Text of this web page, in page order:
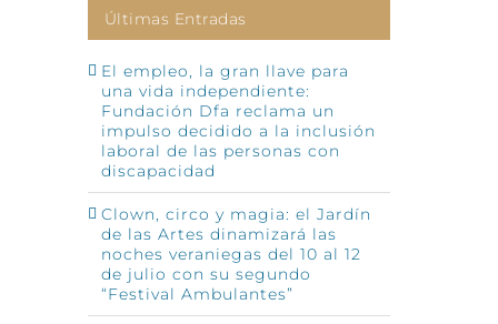
Últimas Entradas
El empleo, la gran llave para
una vida independiente:
Fundación Dfa reclama un
impulso decidido a la inclusión
laboral de las personas con
discapacidad
Clown, circo y magia: el Jardín
de las Artes dinamizará las
noches veraniegas del 10 al 12
de julio con su segundo
“Festival Ambulantes”